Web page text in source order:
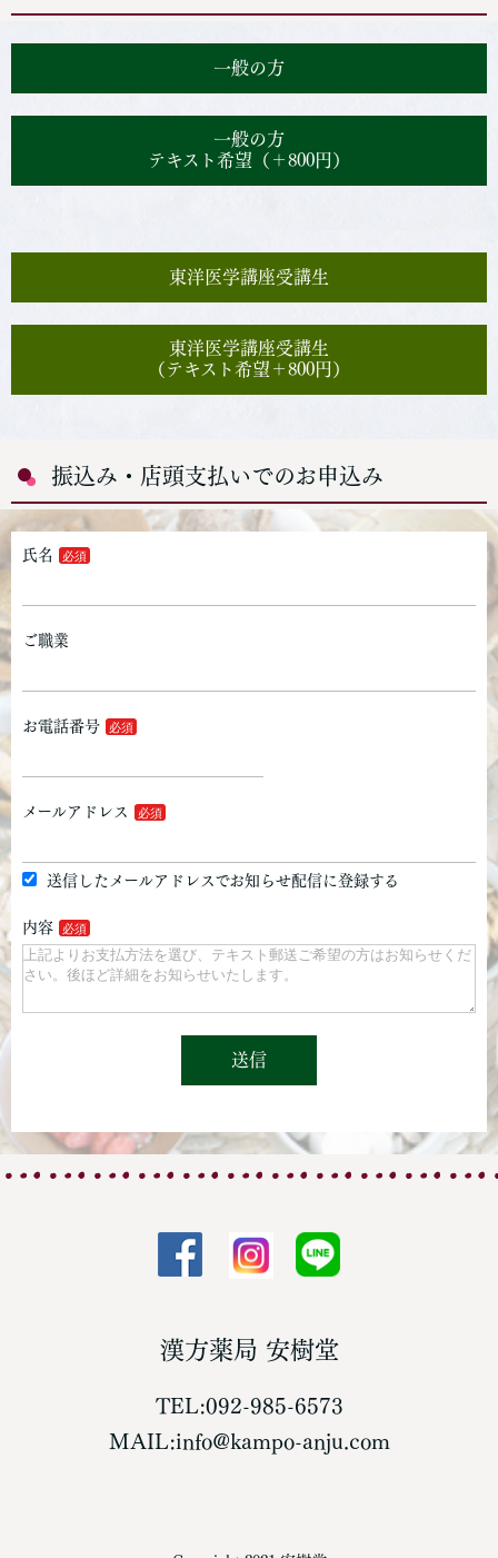
一般の方
一般の方
テキスト希望（＋800円）
東洋医学講座受講生
東洋医学講座受講生
（テキスト希望＋800円）
振込み・店頭支払いでのお申込み
氏名
ご職業
お電話番号
メールアドレス
送信したメールアドレスでお知らせ配信に登録する
内容
送信
漢方薬局 安樹堂
TEL:092-985-6573
MAIL:info@kampo-anju.com